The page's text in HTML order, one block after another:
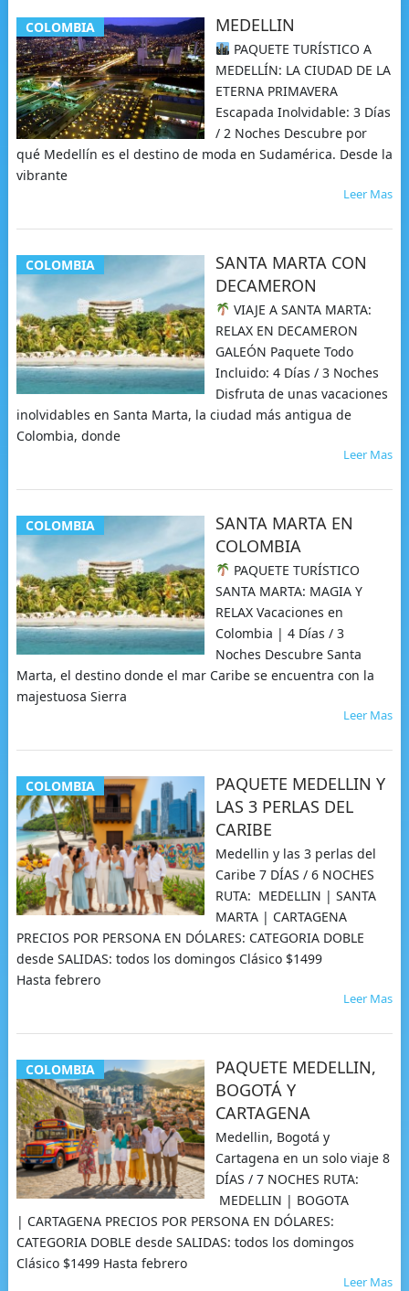
COLOMBIA MEDELLIN
PAQUETE TURÍSTICO A
MEDELLÍN: LA CIUDAD DE LA
ETERNA PRIMAVERA
Escapada Inolvidable: 3 Días
/ 2 Noches Descubre por
qué Medellín es el destino de moda en Sudamérica. Desde la
vibrante
Leer Mas
COLOMBIA
SANTA MARTA CON
DECAMERON
VIAJE A SANTA MARTA:
RELAX EN DECAMERON
GALEÓN Paquete Todo
Incluido: 4 Días / 3 Noches
Disfruta de unas vacaciones
inolvidables en Santa Marta, la ciudad más antigua de
Colombia, donde
Leer Mas
COLOMBIA
SANTA MARTA EN
COLOMBIA
PAQUETE TURÍSTICO
SANTA MARTA: MAGIA Y
RELAX Vacaciones en
Colombia | 4 Días / 3
Noches Descubre Santa
Marta, el destino donde el mar Caribe se encuentra con la
majestuosa Sierra
Leer Mas
COLOMBIA
PAQUETE MEDELLIN Y
LAS 3 PERLAS DEL
CARIBE
Medellin y las 3 perlas del
Caribe 7 DÍAS / 6 NOCHES
RUTA: MEDELLIN | SANTA
MARTA | CARTAGENA
PRECIOS POR PERSONA EN DÓLARES: CATEGORIA DOBLE
desde SALIDAS: todos los domingos Clásico $1499
Hasta febrero
Leer Mas
COLOMBIA
PAQUETE MEDELLIN,
BOGOTÁ Y
CARTAGENA
Medellin, Bogotá y
Cartagena en un solo viaje 8
DÍAS / 7 NOCHES RUTA:
MEDELLIN | BOGOTA
| CARTAGENA PRECIOS POR PERSONA EN DÓLARES:
CATEGORIA DOBLE desde SALIDAS: todos los domingos
Clásico $1499 Hasta febrero
Leer Mas